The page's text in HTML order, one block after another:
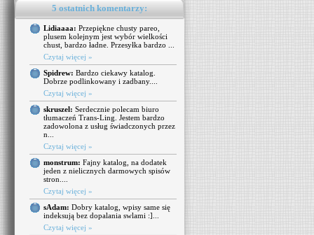
5 ostatnich komentarzy:
Lidiaaaa: Przepiękne chusty pareo,
plusem kolejnym jest wybór wielkości
chust, bardzo ładne. Przesyłka bardzo ...
Czytaj więcej »
Spidrew: Bardzo ciekawy katalog.
Dobrze podlinkowany i zadbany....
Czytaj więcej »
skruszel: Serdecznie polecam biuro
tłumaczeń Trans-Ling. Jestem bardzo
zadowolona z usług świadczonych przez
n...
Czytaj więcej »
monstrum: Fajny katalog, na dodatek
jeden z nielicznych darmowych spisów
stron....
Czytaj więcej »
sAdam: Dobry katalog, wpisy same się
indeksują bez dopalania swlami :]...
Czytaj więcej »